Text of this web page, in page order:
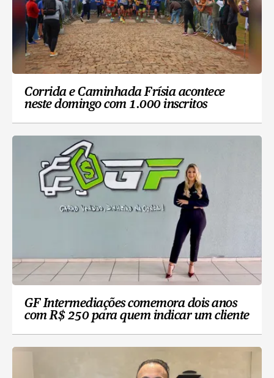
Corrida e Caminhada Frísia acontece
neste domingo com 1.000 inscritos
GF Intermediações comemora dois anos
com R$ 250 para quem indicar um cliente